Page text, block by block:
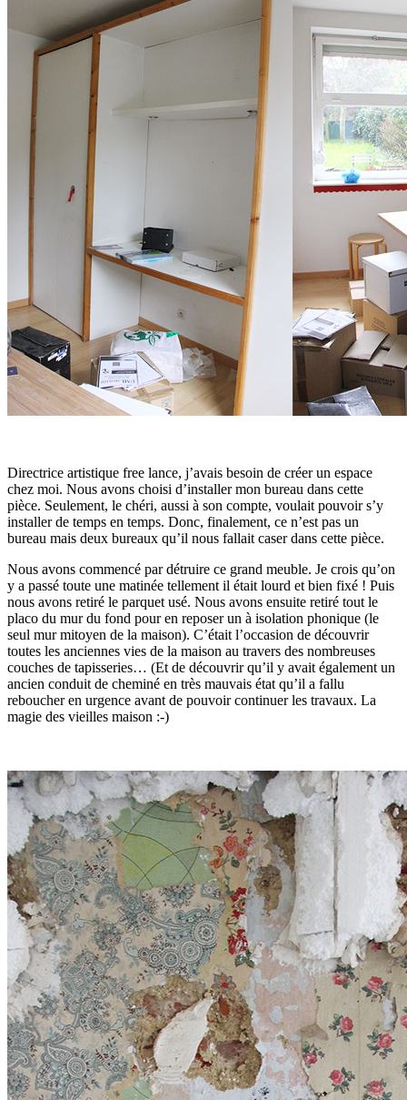
Directrice artistique free lance, j’avais besoin de créer un espace
chez moi. Nous avons choisi d’installer mon bureau dans cette
pièce. Seulement, le chéri, aussi à son compte, voulait pouvoir s’y
installer de temps en temps. Donc, finalement, ce n’est pas un
bureau mais deux bureaux qu’il nous fallait caser dans cette pièce.
Nous avons commencé par détruire ce grand meuble. Je crois qu’on
y a passé toute une matinée tellement il était lourd et bien fixé ! Puis
nous avons retiré le parquet usé. Nous avons ensuite retiré tout le
placo du mur du fond pour en reposer un à isolation phonique (le
seul mur mitoyen de la maison). C’était l’occasion de découvrir
toutes les anciennes vies de la maison au travers des nombreuses
couches de tapisseries… (Et de découvrir qu’il y avait également un
ancien conduit de cheminé en très mauvais état qu’il a fallu
reboucher en urgence avant de pouvoir continuer les travaux. La
magie des vieilles maison :-)